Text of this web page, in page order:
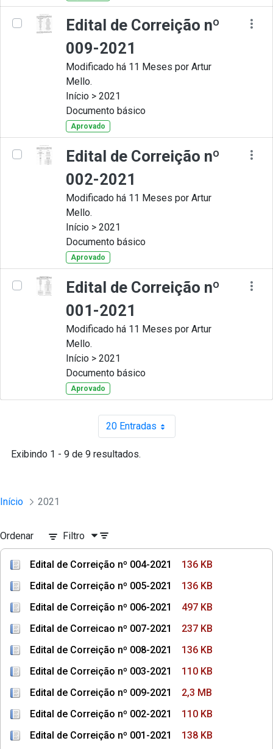
Edital de Correição nº
009-2021
Modificado há 11 Meses por Artur
Mello.
Início > 2021
Documento básico
Aprovado
Edital de Correição nº
002-2021
Modificado há 11 Meses por Artur
Mello.
Início > 2021
Documento básico
Aprovado
Edital de Correição nº
001-2021
Modificado há 11 Meses por Artur
Mello.
Início > 2021
Documento básico
Aprovado
20 EntradasPor página
Exibindo 1 - 9 de 9 resultados.
Início 2021
Ordenar Filtro
Edital de Correição nº 004-2021
136 KB
Edital de Correição nº 005-2021
136 KB
Edital de Correição nº 006-2021
497 KB
Edital de Correicao nº 007-2021
237 KB
Edital de Correição nº 008-2021
136 KB
Edital de Correição nº 003-2021
110 KB
Edital de Correição nº 009-2021
2,3 MB
Edital de Correição nº 002-2021
110 KB
Edital de Correição nº 001-2021
138 KB